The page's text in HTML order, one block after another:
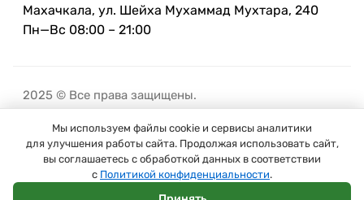
В корзину
Махачкала, ул. Шейха Мухаммад Мухтара, 240
Пн—Вс 08:00 – 21:00
2025 © Все права защищены.
Мы используем файлы cookie и сервисы аналитики
для улучшения работы сайта. Продолжая использовать сайт,
вы соглашаетесь с обработкой данных в соответствии
с Политикой конфиденциальности.